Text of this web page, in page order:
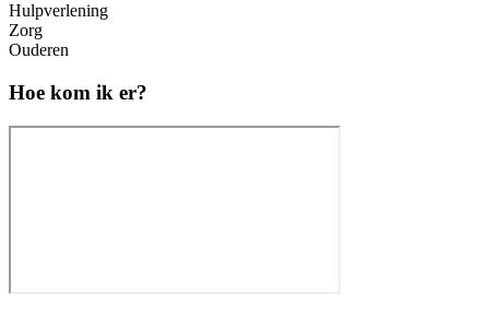
Hulpverlening
Zorg
Ouderen
Hoe kom ik er?